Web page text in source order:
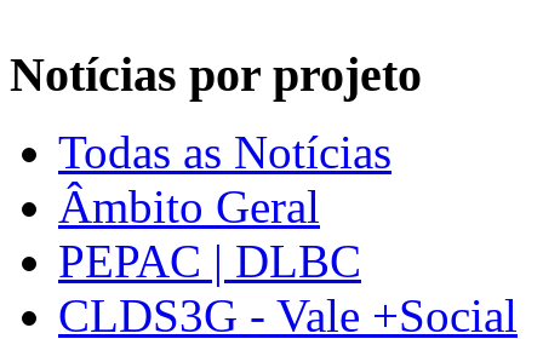
Notícias por projeto
Todas as Notícias
Âmbito Geral
PEPAC | DLBC
CLDS3G - Vale +Social